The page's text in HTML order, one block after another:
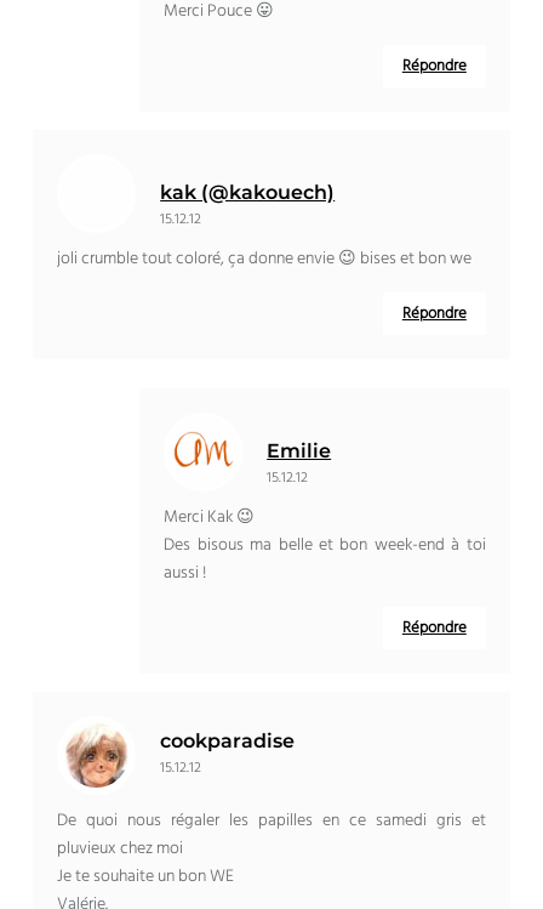
Merci Pouce 😛
Répondre
kak (@kakouech)
15.12.12
joli crumble tout coloré, ça donne envie 😉 bises et bon we
Répondre
Emilie
15.12.12
Merci Kak 😉
Des bisous ma belle et bon week-end à toi
aussi !
Répondre
cookparadise
15.12.12
De quoi nous régaler les papilles en ce samedi gris et
pluvieux chez moi
Je te souhaite un bon WE